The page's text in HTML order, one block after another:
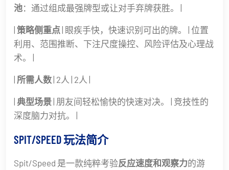
池：通过组成最强牌型或让对手弃牌获胜。 |
策略侧重点 | 眼疾手快，快速识别可出的牌。 | 位置
利用、范围推断、下注尺度操控、风险评估及心理战
术。 |
所需人数 | 2人 | 2人 |
典型场景 | 朋友间轻松愉快的快速对决。 | 竞技性的
深度脑力对抗。 |
SPIT/SPEED 玩法简介
Spit/Speed 是一款纯粹考验反应速度和观察力的游